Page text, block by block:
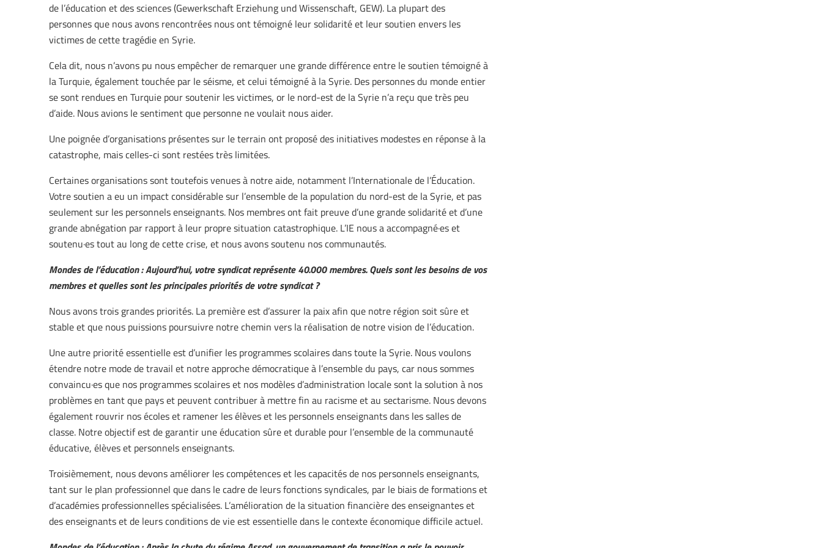
de l’éducation et des sciences (Gewerkschaft Erziehung und Wissenschaft, GEW). La plupart des
personnes que nous avons rencontrées nous ont témoigné leur solidarité et leur soutien envers les
victimes de cette tragédie en Syrie.
Cela dit, nous n’avons pu nous empêcher de remarquer une grande différence entre le soutien témoigné à
la Turquie, également touchée par le séisme, et celui témoigné à la Syrie. Des personnes du monde entier
se sont rendues en Turquie pour soutenir les victimes, or le nord-est de la Syrie n’a reçu que très peu
d’aide. Nous avions le sentiment que personne ne voulait nous aider.
Une poignée d’organisations présentes sur le terrain ont proposé des initiatives modestes en réponse à la
catastrophe, mais celles-ci sont restées très limitées.
Certaines organisations sont toutefois venues à notre aide, notamment l’Internationale de l’Éducation.
Votre soutien a eu un impact considérable sur l’ensemble de la population du nord-est de la Syrie, et pas
seulement sur les personnels enseignants. Nos membres ont fait preuve d’une grande solidarité et d’une
grande abnégation par rapport à leur propre situation catastrophique. L’IE nous a accompagné·es et
soutenu·es tout au long de cette crise, et nous avons soutenu nos communautés.
Mondes de l’éducation : Aujourd’hui, votre syndicat représente 40.000 membres. Quels sont les besoins de vos
membres et quelles sont les principales priorités de votre syndicat ?
Nous avons trois grandes priorités. La première est d’assurer la paix afin que notre région soit sûre et
stable et que nous puissions poursuivre notre chemin vers la réalisation de notre vision de l’éducation.
Une autre priorité essentielle est d’unifier les programmes scolaires dans toute la Syrie. Nous voulons
étendre notre mode de travail et notre approche démocratique à l’ensemble du pays, car nous sommes
convaincu·es que nos programmes scolaires et nos modèles d’administration locale sont la solution à nos
problèmes en tant que pays et peuvent contribuer à mettre fin au racisme et au sectarisme. Nous devons
également rouvrir nos écoles et ramener les élèves et les personnels enseignants dans les salles de
classe. Notre objectif est de garantir une éducation sûre et durable pour l’ensemble de la communauté
éducative, élèves et personnels enseignants.
Troisièmement, nous devons améliorer les compétences et les capacités de nos personnels enseignants,
tant sur le plan professionnel que dans le cadre de leurs fonctions syndicales, par le biais de formations et
d’académies professionnelles spécialisées. L’amélioration de la situation financière des enseignantes et
des enseignants et de leurs conditions de vie est essentielle dans le contexte économique difficile actuel.